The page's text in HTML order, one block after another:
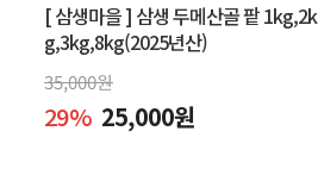
[ 삼생마을 ] 삼생 두메산골 팥 1kg,2k
g,3kg,8kg(2025년산)
35,000원
29% 25,000원